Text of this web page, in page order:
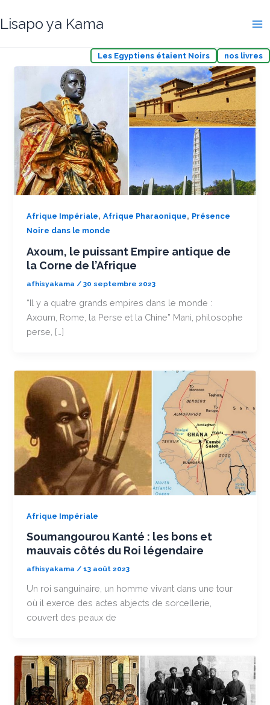
au
contenu
Lisapo ya Kama
nos livres
Les Egyptiens étaient Noirs
Afrique Impériale,Afrique Pharaonique, Présence
Noire dans le monde
Axoum, le puissant Empire antique de
la Corne de l’Afrique
afhisyakama /30 septembre 2023
“Il y a quatre grands empires dans le monde :
Axoum, Rome, la Perse et la Chine” Mani, philosophe
perse, […]
Afrique Impériale
Soumangourou Kanté : les bons et
mauvais côtés du Roi légendaire
afhisyakama/13 août 2023
Un roi sanguinaire, un homme vivant dans une tour
où il exerce des actes abjects de sorcellerie,
couvert des peaux de